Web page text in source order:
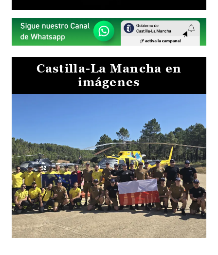
Castilla-La Mancha en
imágenes